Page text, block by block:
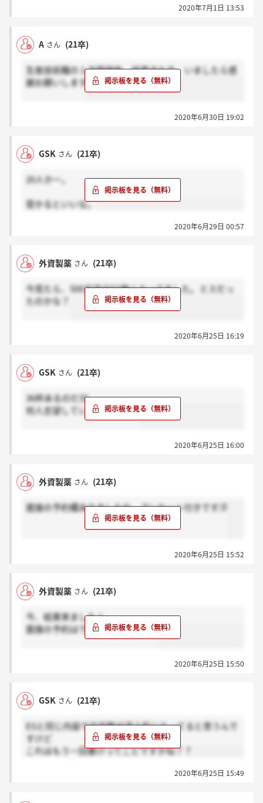
2020年7月1日 13:53
A さん (21卒)
生産技術職の１次面接後、結果きた方、いましたら感
謝お願いします
2020年6月30日 19:02
GSK さん (21卒)
20人かー。
受かるといいな。
2020年6月29日 00:57
外資製薬 さん (21卒)
今見たら、500文字のES無くなってました。ミスだっ
たのかな？
2020年6月25日 16:19
GSK さん (21卒)
36枠あるのだが、
何人志望しているのだろう。
2020年6月25日 16:00
外資製薬 さん (21卒)
面接の予約欄ありましたね、アンケート付きです汗
2020年6月25日 15:52
外資製薬 さん (21卒)
今、結果来ました！
面接の予約はできなかったです。
2020年6月25日 15:50
GSK さん (21卒)
ESと同じ内容で文字数が違う形になってると思うんで
すけど
これはもう一回書けってことですかね？？
2020年6月25日 15:49